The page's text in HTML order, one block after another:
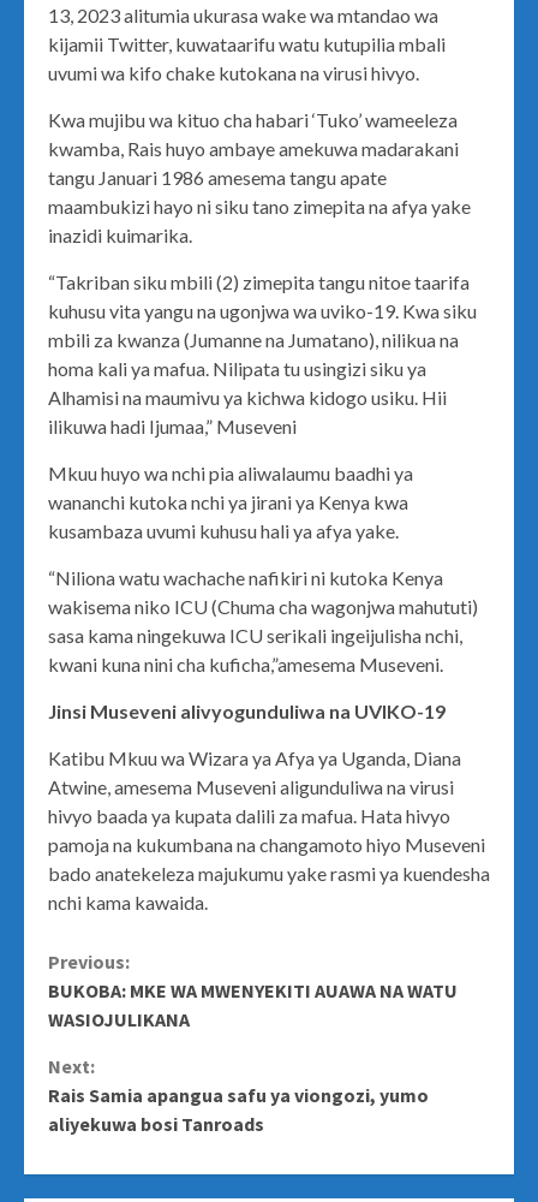
13, 2023 alitumia ukurasa wake wa mtandao wa
kijamii Twitter, kuwataarifu watu kutupilia mbali
uvumi wa kifo chake kutokana na virusi hivyo.
Kwa mujibu wa kituo cha habari ‘Tuko’ wameeleza
kwamba, Rais huyo ambaye amekuwa madarakani
tangu Januari 1986 amesema tangu apate
maambukizi hayo ni siku tano zimepita na afya yake
inazidi kuimarika.
“Takriban siku mbili (2) zimepita tangu nitoe taarifa
kuhusu vita yangu na ugonjwa wa uviko-19. Kwa siku
mbili za kwanza (Jumanne na Jumatano), nilikua na
homa kali ya mafua. Nilipata tu usingizi siku ya
Alhamisi na maumivu ya kichwa kidogo usiku. Hii
ilikuwa hadi Ijumaa,” Museveni
Mkuu huyo wa nchi pia aliwalaumu baadhi ya
wananchi kutoka nchi ya jirani ya Kenya kwa
kusambaza uvumi kuhusu hali ya afya yake.
“Niliona watu wachache nafikiri ni kutoka Kenya
wakisema niko ICU (Chuma cha wagonjwa mahututi)
sasa kama ningekuwa ICU serikali ingeijulisha nchi,
kwani kuna nini cha kuficha,”amesema Museveni.
Jinsi Museveni alivyogunduliwa na UVIKO-19
Katibu Mkuu wa Wizara ya Afya ya Uganda, Diana
Atwine, amesema Museveni aligunduliwa na virusi
hivyo baada ya kupata dalili za mafua. Hata hivyo
pamoja na kukumbana na changamoto hiyo Museveni
bado anatekeleza majukumu yake rasmi ya kuendesha
nchi kama kawaida.
Continue
Reading
Previous:
BUKOBA: MKE WA MWENYEKITI AUAWA NA WATU
WASIOJULIKANA
Next:
Rais Samia apangua safu ya viongozi, yumo
aliyekuwa bosi Tanroads